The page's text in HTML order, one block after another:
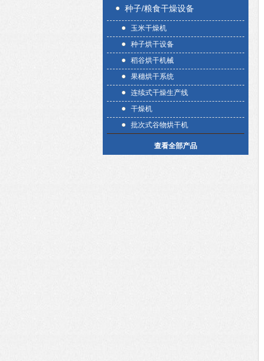
种子/粮食干燥设备
玉米干燥机
种子烘干设备
稻谷烘干机械
果穗烘干系统
连续式干燥生产线
干燥机
批次式谷物烘干机
查看全部产品